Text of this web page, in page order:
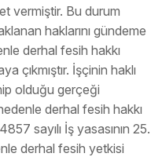
vermiştir. Bu durum
haklarını gündeme
derhal fesih hakkı
çıkmıştır. İşçinin haklı
olduğu gerçeği
derhal fesih hakkı
sayılı İş yasasının 25.
derhal fesih yetkisi